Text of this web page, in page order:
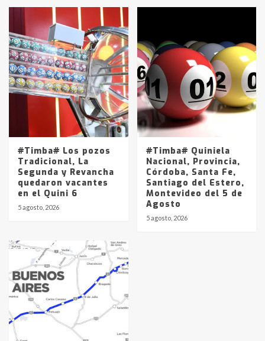
#Timba# Los pozos
Tradicional, La
Segunda y Revancha
quedaron vacantes
en el Quini 6
5 agosto, 2026
#Timba# Quiniela
Nacional, Provincia,
Córdoba, Santa Fe,
Santiago del Estero,
Montevideo del 5 de
Agosto
5 agosto, 2026